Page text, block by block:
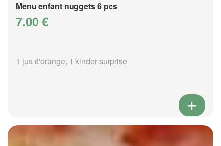
Menu enfant nuggets 6 pcs
7.00 €
1 jus d'orange, 1 kinder surprise